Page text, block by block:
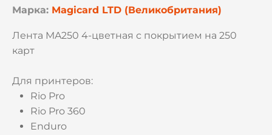
Марка: Magicard LTD (Великобритания)
Лента MA250 4-цветная с покрытием на 250
карт
Для принтеров:
Rio Pro
Rio Pro 360
Enduro